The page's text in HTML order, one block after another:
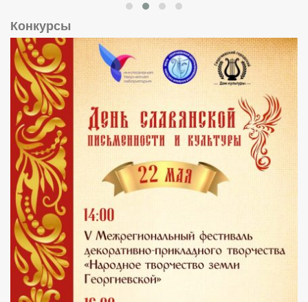
Конкурсы